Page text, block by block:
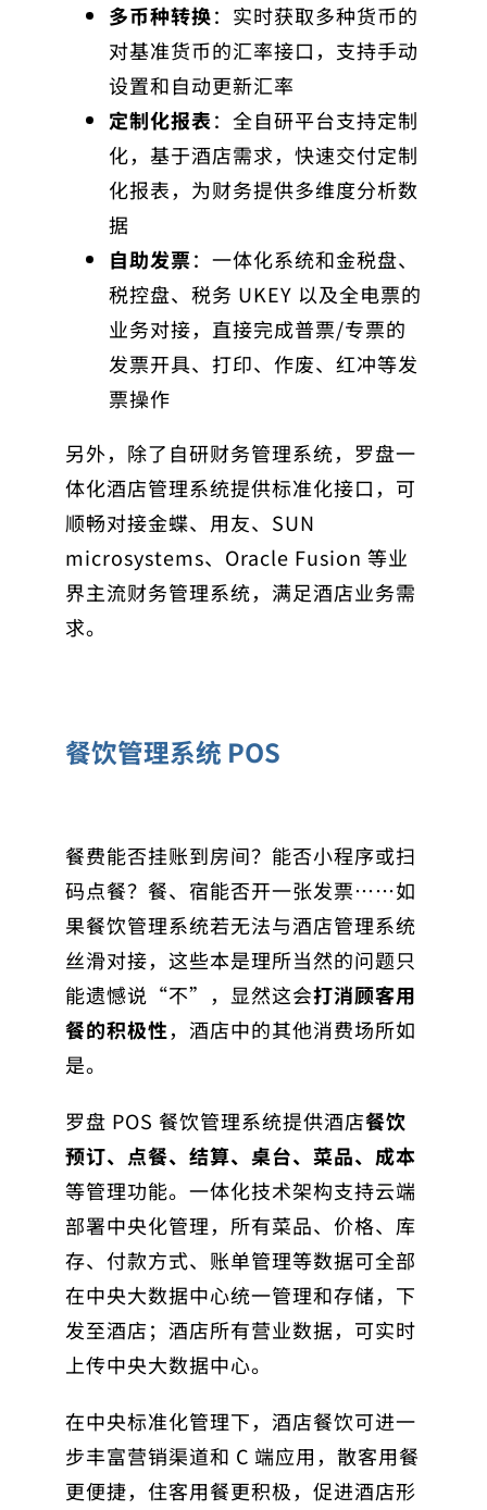
多币种转换：实时获取多种货币的
对基准货币的汇率接口，支持手动
设置和自动更新汇率
定制化报表：全自研平台支持定制
化，基于酒店需求，快速交付定制
化报表，为财务提供多维度分析数
据
自助发票：一体化系统和金税盘、
税控盘、税务 UKEY 以及全电票的
业务对接，直接完成普票/专票的
发票开具、打印、作废、红冲等发
票操作
另外，除了自研财务管理系统，罗盘一
体化酒店管理系统提供标准化接口，可
顺畅对接金蝶、用友、SUN
microsystems、Oracle Fusion 等业
界主流财务管理系统，满足酒店业务需
求。
餐饮管理系统 POS
餐费能否挂账到房间？能否小程序或扫
码点餐？餐、宿能否开一张发票……如
果餐饮管理系统若无法与酒店管理系统
丝滑对接，这些本是理所当然的问题只
能遗憾说“不”，显然这会打消顾客用
餐的积极性，酒店中的其他消费场所如
是。
罗盘 POS 餐饮管理系统提供酒店餐饮
预订、点餐、结算、桌台、菜品、成本
等管理功能。一体化技术架构支持云端
部署中央化管理，所有菜品、价格、库
存、付款方式、账单管理等数据可全部
在中央大数据中心统一管理和存储，下
发至酒店；酒店所有营业数据，可实时
上传中央大数据中心。
在中央标准化管理下，酒店餐饮可进一
步丰富营销渠道和 C 端应用，散客用餐
更便捷，住客用餐更积极，促进酒店形